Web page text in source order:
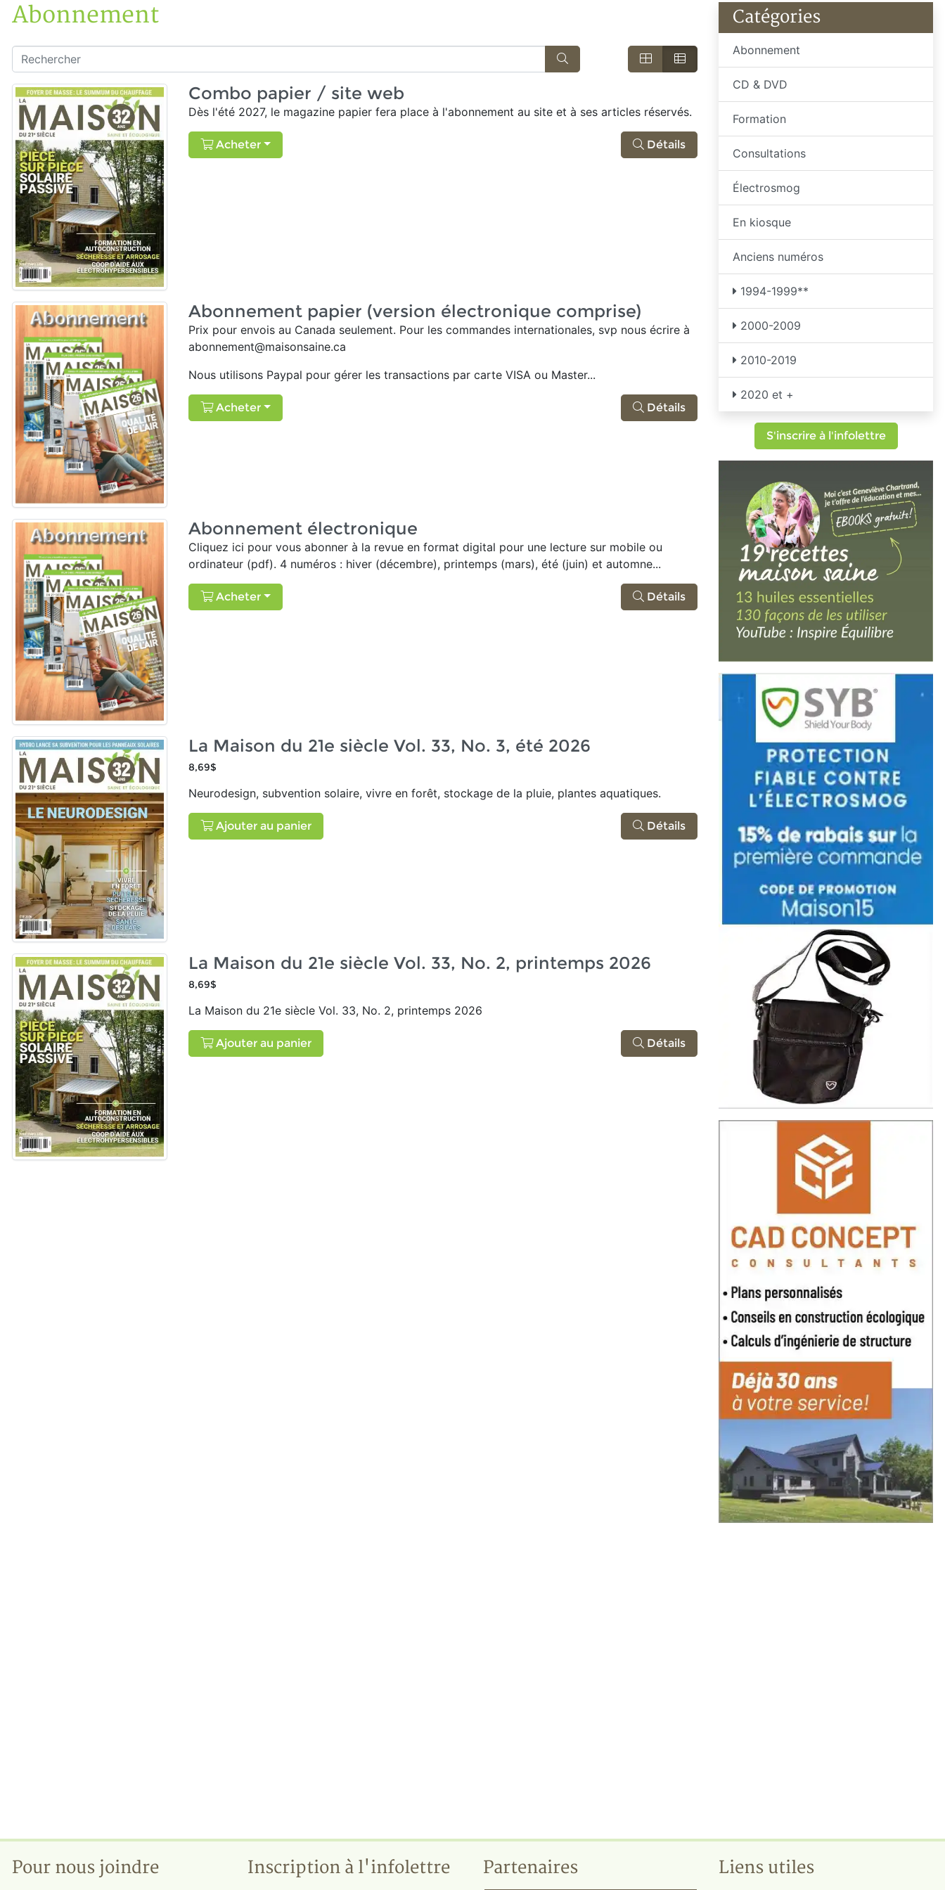
Accueil
Boutique
Abonnement
Rechercher
Combo papier / site web
Dès l'été 2027, le magazine papier fera place à l'abonnement au site et à ses articles réservés.
Acheter Détails
Abonnement papier (version électronique comprise)
Prix pour envois au Canada seulement. Pour les commandes internationales, svp nous écrire à
abonnement@maisonsaine.ca
Nous utilisons Paypal pour gérer les transactions par carte VISA ou Master...
Acheter Détails
Abonnement électronique
Cliquez ici pour vous abonner à la revue en format digital pour une lecture sur mobile ou
ordinateur (pdf). 4 numéros : hiver (décembre), printemps (mars), été (juin) et automne...
Acheter Détails
La Maison du 21e siècle Vol. 33, No. 3, été 2026
8,69$
Neurodesign, subvention solaire, vivre en forêt, stockage de la pluie, plantes aquatiques.
Ajouter au panier Détails
La Maison du 21e siècle Vol. 33, No. 2, printemps 2026
8,69$
La Maison du 21e siècle Vol. 33, No. 2, printemps 2026
Ajouter au panier Détails
Catégories
Abonnement
CD & DVD
Formation
Consultations
Électrosmog
En kiosque
Anciens numéros
1994-1999**
2000-2009
2010-2019
2020 et +
S'inscrire à l'infolettre
Pour nous joindre Inscription à l'infolettre Partenaires Liens utiles